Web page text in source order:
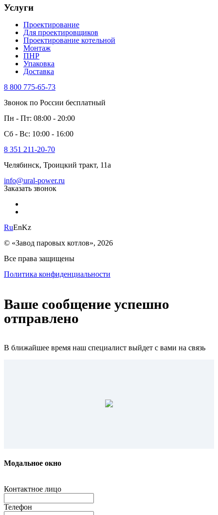
Услуги
Проектирование
Для проектировщиков
Проектирование котельной
Монтаж
ПНР
Упаковка
Доставка
8 800 775-65-73
Звонок по России бесплатный
Пн - Пт: 08:00 - 20:00
Сб - Вс: 10:00 - 16:00
8 351 211-20-70
Челябинск, Троицкий тракт, 11а
info@ural-power.ru
Заказать звонок
RuEnKz
© «Завод паровых котлов», 2026
Все права защищены
Политика конфиденциальности
Ваше сообщение успешно
отправлено
В ближайшее время наш специалист выйдет с вами на связь
Модальное окно
Контактное лицо
Телефон